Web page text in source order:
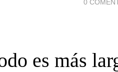
0
es más